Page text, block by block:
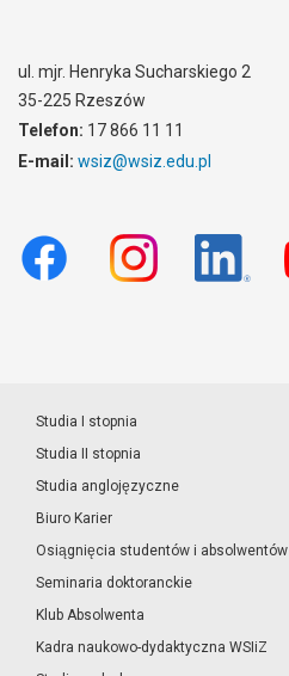
ul. mjr. Henryka Sucharskiego 2
35-225 Rzeszów
Telefon: 17 866 11 11
E-mail: wsiz@wsiz.edu.pl
Studia I stopnia
Studia II stopnia
Studia anglojęzyczne
Biuro Karier
Osiągnięcia studentów i absolwentów
Seminaria doktoranckie
Klub Absolwenta
Kadra naukowo-dydaktyczna WSIiZ